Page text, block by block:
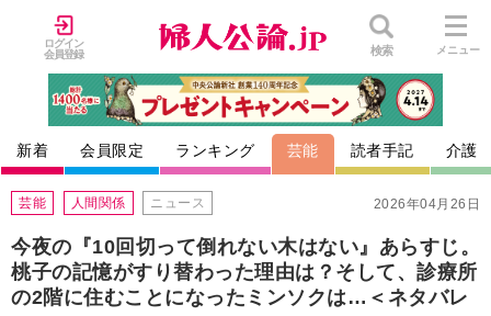
ログイン
会員登録
検索 メニュー
新着 会員限定 ランキング 芸能 読者手記 介護
2026年04月26日
芸能 人間関係 ニュース
今夜の『10回切って倒れない木はない』あらすじ。
桃子の記憶がすり替わった理由は？そして、診療所
の2階に住むことになったミンソクは…＜ネタバレ